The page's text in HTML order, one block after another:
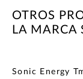
OTROS
LA MARCA
Sonic Energy